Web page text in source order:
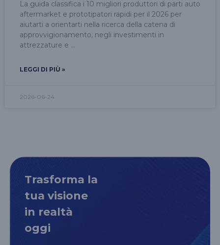
La guida classifica i 10 migliori produttori di parti auto
aftermarket e prototipatori rapidi per il 2026 per
aiutarti a orientarti nella ricerca della catena di
approvvigionamento, negli investimenti in
attrezzature e
LEGGI DI PIÙ »
2026-06-24
Trasforma la
tua visione
in realtà
oggi